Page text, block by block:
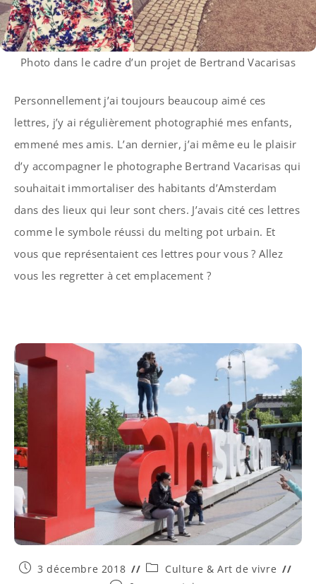
Photo dans le cadre d’un projet de Bertrand Vacarisas
Personnellement j’ai toujours beaucoup aimé ces
lettres, j’y ai régulièrement photographié mes enfants,
emmené mes amis. L’an dernier, j’ai même eu le plaisir
d’y accompagner le photographe Bertrand Vacarisas qui
souhaitait immortaliser des habitants d’Amsterdam
dans des lieux qui leur sont chers. J’avais cité ces lettres
comme le symbole réussi du melting pot urbain. Et
vous que représentaient ces lettres pour vous ? Allez
vous les regretter à cet emplacement ?
3 décembre 2018
Culture & Art de vivre